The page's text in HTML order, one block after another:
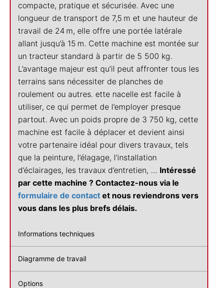
Informations techniques
Diagramme de travail
Options
compacte, pratique et sécurisée. Avec une
longueur de transport de 7,5 m et une hauteur de
travail de 24 m, elle offre une portée latérale
allant jusqu’à 15 m. Cette machine est montée sur
un tracteur standard à partir de 5 500 kg.
L’avantage majeur est qu’il peut affronter tous les
terrains sans nécessiter de planches de
roulement ou autres. ette nacelle est facile à
utiliser, ce qui permet de l’employer presque
partout. Avec un poids propre de 3 750 kg, cette
machine est facile à déplacer et devient ainsi
votre partenaire idéal pour divers travaux, tels
que la peinture, l’élagage, l’installation
d’éclairages, les travaux d’entretien, … Intéressé
par cette machine ? Contactez-nous via le
formulaire de contact et nous reviendrons vers
vous dans les plus brefs délais.